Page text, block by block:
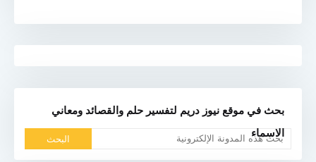
بحث في موقع نيوز دريم لتفسير حلم والقصائد ومعاني
الاسماء